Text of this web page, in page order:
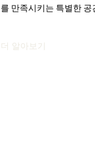
를 만족시키는 특별한 공
더 알아보기